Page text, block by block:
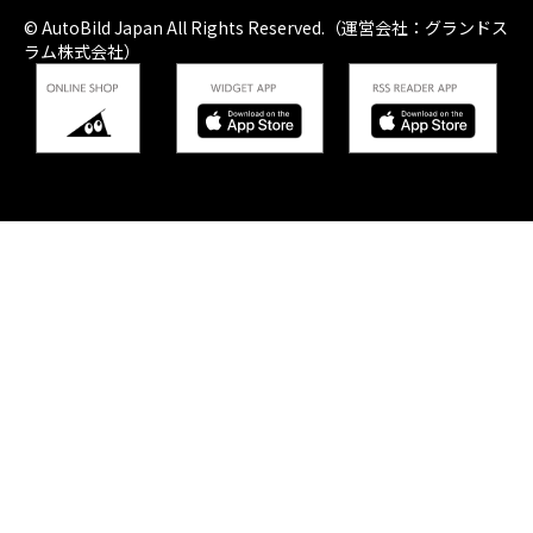
© AutoBild Japan All Rights Reserved.（運営会社：グランドス
ラム株式会社）